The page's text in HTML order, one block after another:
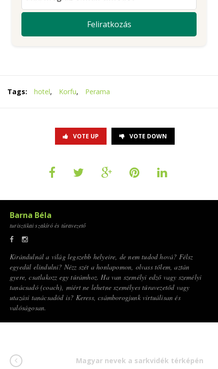
Tags: hotel, Korfu, Perama
VOTE UP VOTE DOWN
Barna Béla
turisztikai szakíró és túravezető
Kirándulnál a világ legszebb helyeire, de nem tudod hová? Félsz
egyedül elindulni? Nézz szét a honlapomon, olvass tőlem, aztán
gyere, csatlakozz egy túrámhoz. Ha van személyi edző vagy személyi
tanácsadó (coach), miért ne lehetne személyes túravezetőd vagy
utazási tanácsadód is? Keress, csámborogjunk virtuálisan és
valóságosan.
Magyar nevek a sarkvidék térképén